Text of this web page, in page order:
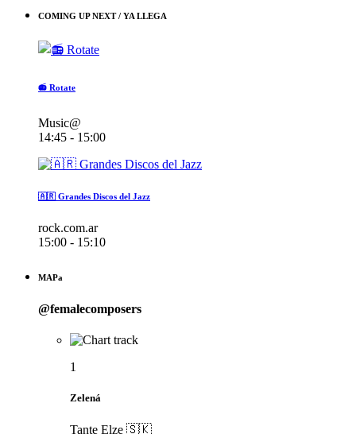
COMING UP NEXT / YA LLEGA
📻 Rotate
Music@
14:45 - 15:00
🇦🇷 Grandes Discos del Jazz
rock.com.ar
15:00 - 15:10
MAPa
@femalecomposers
1
Zelená
Tante Elze 🇸🇰